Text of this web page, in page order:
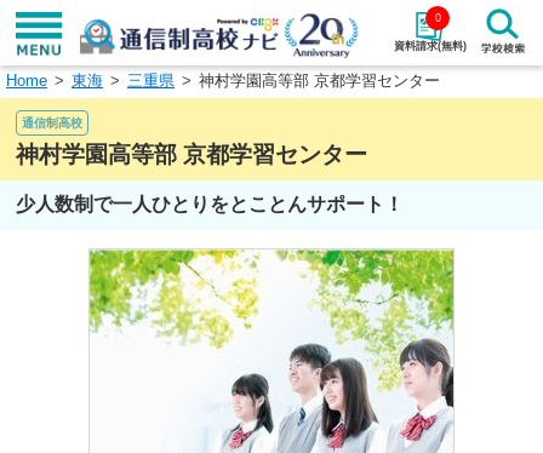
資料請求(無料)
0
学校名で探す
エリアから探す 特徴から探す
エリアを選択して探す
北海道・東北
北陸・甲信越
中国
Home 東海 三重県 神村学園高等部 京都学習センター
通信制高校
神村学園高等部 京都学習センター
少人数制で一人ひとりをとことんサポート！